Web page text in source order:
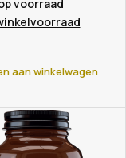
voorraad
aan winkelwagen